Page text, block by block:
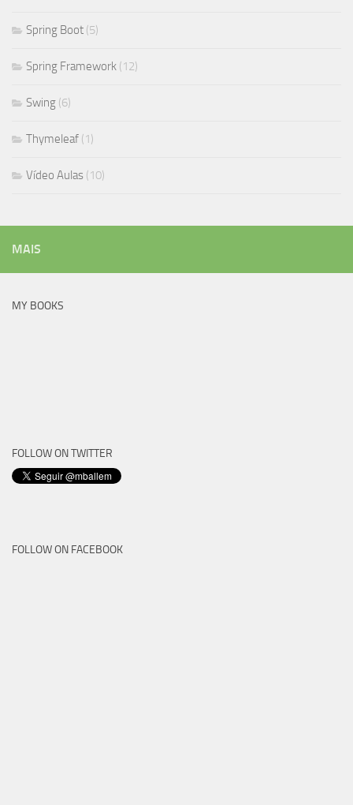
Spring Boot (5)
Spring Framework (12)
Swing (6)
Thymeleaf (1)
Vídeo Aulas (10)
MAIS
MY BOOKS
FOLLOW ON TWITTER
FOLLOW ON FACEBOOK